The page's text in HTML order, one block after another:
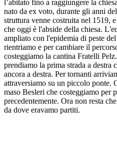
l’abitato fino a raggiungere la
nato da ex voto, durante gli anni
struttura venne costruita nel 1519,
che oggi è l'abside della chiesa.
ampliato con l'epidemia di peste
rientriamo e per cambiare il
costeggiamo la cantina Fratelli
prendiamo la prima strada a destra
ancora a destra. Per tornanti
attraversiamo su un piccolo ponte.
maso Besleri che costeggiamo per
precedentemente. Ora non resta
da dove eravamo partiti.